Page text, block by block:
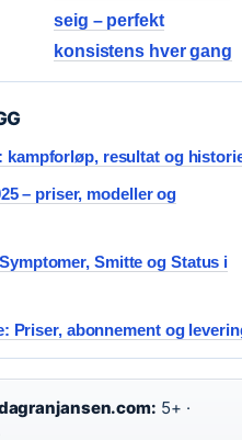
seig – perfekt
konsistens hver gang
kampforløp, resultat og
– priser, modeller og
Smitte og Status i
Priser, abonnement og
5+ ·